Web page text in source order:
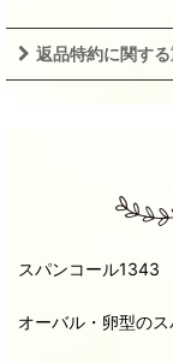
返品特約に関す
スパンコール
オーバル・卵型の